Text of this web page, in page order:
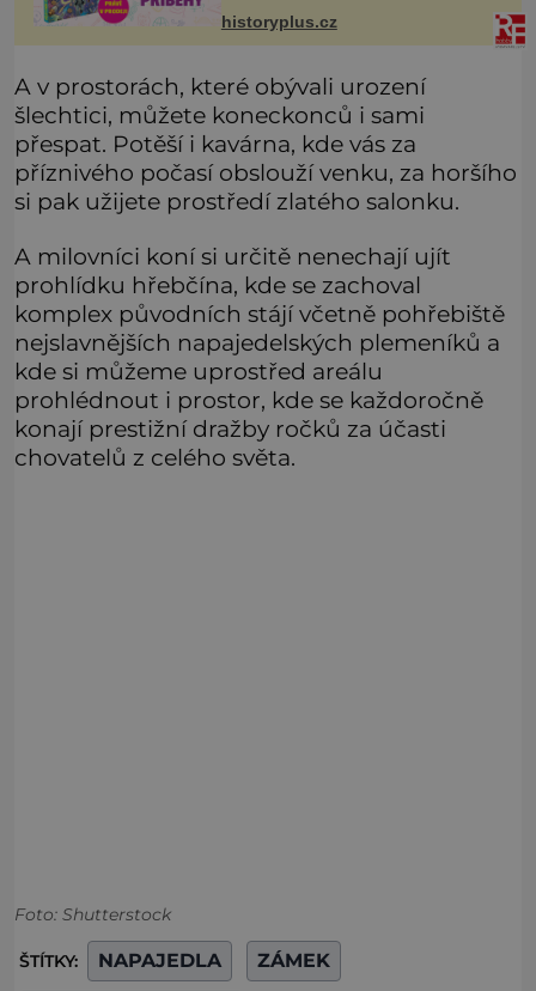
čtenářů, se vracejí v jediné velké
historyplus.cz
A v prostorách, které obývali urození
šlechtici, můžete koneckonců i sami
přespat. Potěší i kavárna, kde vás za
příznivého počasí obslouží venku, za horšího
si pak užijete prostředí zlatého salonku.
A milovníci koní si určitě nenechají ujít
prohlídku hřebčína, kde se zachoval
komplex původních stájí včetně pohřebiště
nejslavnějších napajedelských plemeníků a
kde si můžeme uprostřed areálu
prohlédnout i prostor, kde se každoročně
konají prestižní dražby ročků za účasti
chovatelů z celého světa.
Foto: Shutterstock
ŠTÍTKY: NAPAJEDLA ZÁMEK